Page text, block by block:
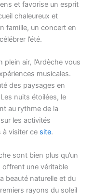
et favorise un esprit
chaleureux et
famille, un concert en
l’été.
air, l’Ardèche vous
musicales.
des paysages en
nuits étoilées, le
au rythme de la
les activités
à visiter ce site.
sont bien plus qu’un
offrent une véritable
beauté naturelle et du
rayons du soleil